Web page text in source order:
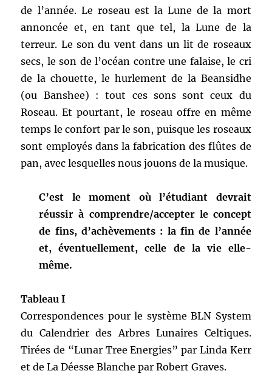
de l’année. Le roseau est la Lune de la mort
annoncée et, en tant que tel, la Lune de la
terreur. Le son du vent dans un lit de roseaux
secs, le son de l’océan contre une falaise, le cri
de la chouette, le hurlement de la Beansidhe
(ou Banshee) : tout ces sons sont ceux du
Roseau. Et pourtant, le roseau offre en même
temps le confort par le son, puisque les roseaux
sont employés dans la fabrication des flûtes de
pan, avec lesquelles nous jouons de la musique.
C’est le moment où l’étudiant devrait
réussir à comprendre/accepter le concept
de fins, d’achèvements : la fin de l’année
et, éventuellement, celle de la vie elle-
même.
Tableau I
Correspondences pour le système BLN System
du Calendrier des Arbres Lunaires Celtiques.
Tirées de “Lunar Tree Energies” par Linda Kerr
et de La Déesse Blanche par Robert Graves.